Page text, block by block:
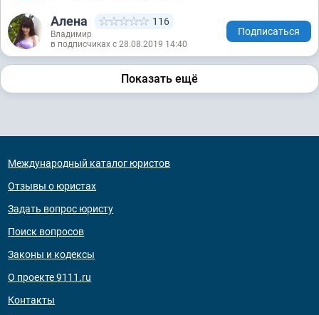
Алена 116
Владимир
в подписчиках с 28.08.2019 14:40
Подписаться
Показать ещё
Международный каталог юристов
Отзывы о юристах
Задать вопрос юристу
Поиск вопросов
Законы и кодексы
О проекте 9111.ru
Контакты